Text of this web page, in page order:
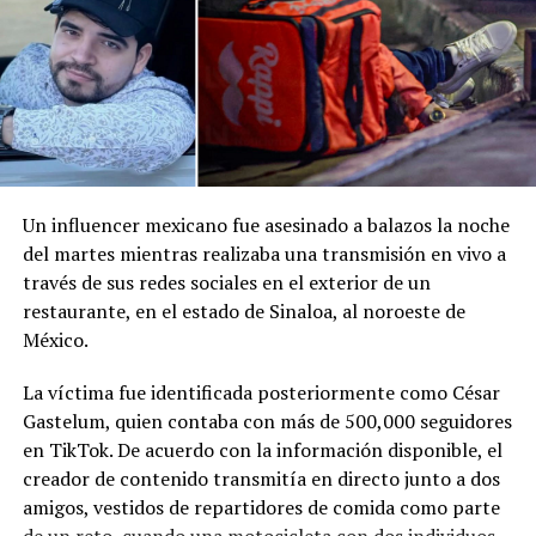
Me gusta esto:
Un influencer mexicano fue asesinado a balazos la noche
del martes mientras realizaba una transmisión en vivo a
través de sus redes sociales en el exterior de un
restaurante, en el estado de Sinaloa, al noroeste de
México.
La víctima fue identificada posteriormente como César
Gastelum, quien contaba con más de 500,000 seguidores
en TikTok. De acuerdo con la información disponible, el
creador de contenido transmitía en directo junto a dos
amigos, vestidos de repartidores de comida como parte